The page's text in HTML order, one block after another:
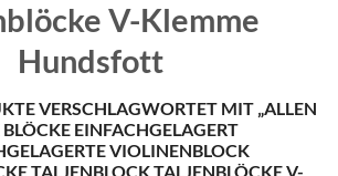
V-Klemme
Hundsfott
VERSCHLAGWORTET MIT „ALLEN
EINFACHGELAGERT
VIOLINENBLOCK
TALJENBLOCK TALJENBLÖCKE V-